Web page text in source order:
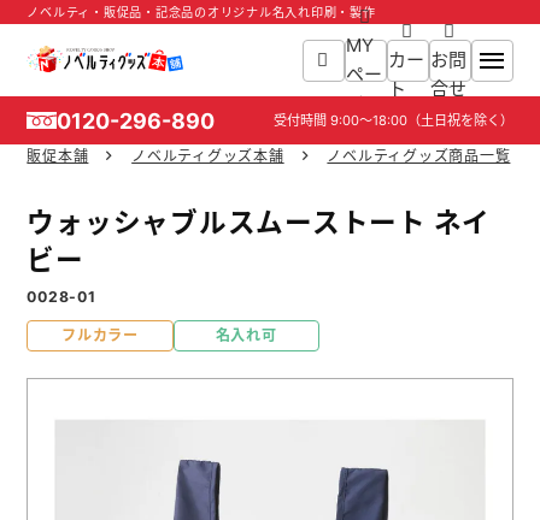
ノベルティ・販促品・記念品のオリジナル名入れ印刷・製作
MY
ペー
ジ
カー
ト
お問
合せ
0120-296-890 受付時間 9:00～18:00（土日祝を除く）
商品一覧
ご利用ガイド
入稿ガイド
お役立ち情報
販促本舗 ノベルティグッズ本舗 ノベルティグッズ商品一覧
ウォッシャブルスムーストート ネイ
ビー
0028-01
フルカラー 名入れ可